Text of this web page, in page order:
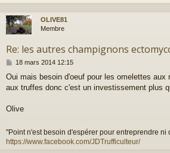
OLIVE81
Membre
Re: les autres champignons
M
s
s
g
18 mars 2014 12:15
Oui mais besoin d'oeuf pour les omelettes aux
aux truffes donc c'est un investissement plus
Olive
"Point n'est besoin d'espérer pour entreprendre ni
https://www.facebook.com/JDTrufficulteur/